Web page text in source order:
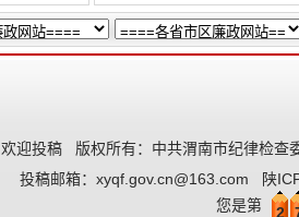
欢迎投稿 版权所有：中共渭南市纪律检查
投稿邮箱： xyqf.gov.cn@163.com
陕
您是第